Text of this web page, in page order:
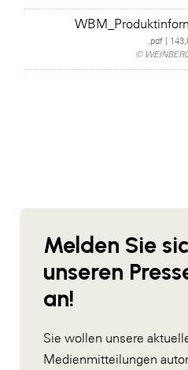
.pdf
©
Melden Sie
unseren
an!
Sie wollen unsere
Medienmitteilungen